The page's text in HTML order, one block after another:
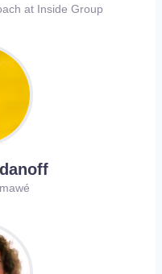
at Inside Group